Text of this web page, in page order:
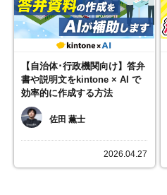
【自治体･行政機関向け】答弁
書や説明文をkintone × AI で
効率的に作成する方法
佐田 薫士
2026.04.27